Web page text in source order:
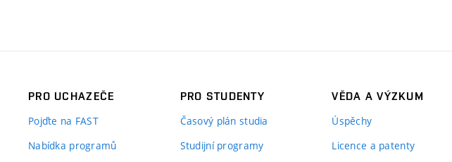
PRO UCHAZEČE
Pojďte na FAST
Nabídka programů
PRO STUDENTY
Časový plán studia
Studijní programy
VĚDA A VÝZKUM
Úspěchy
Licence a patenty